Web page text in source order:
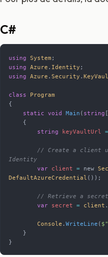
C#
using System ;
using Azure . Identity ;
using Azure . Security .
class Program
{
    static
void Main ( string
    {
        string
keyVaultUrl =
Identity
        var
client = new
DefaultAzureCredential ());
// Retrieve a
        var
secret = client .
        Console
. WriteLine (
    }
}